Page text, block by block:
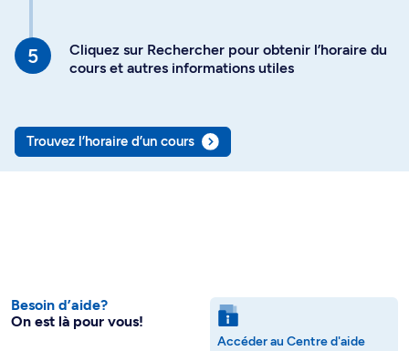
Cliquez sur Rechercher pour obtenir l’horaire du
cours et autres informations utiles
Trouvez l’horaire d’un cours
Besoin d’aide?
On est là pour vous!
Accéder au Centre d'aide